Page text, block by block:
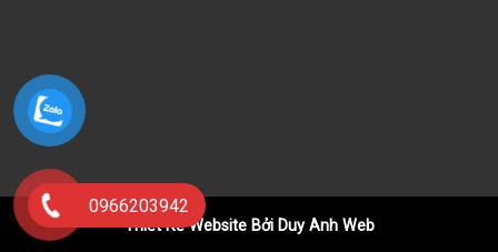
0966203942
Thiết Kế Website Bởi Duy Anh Web